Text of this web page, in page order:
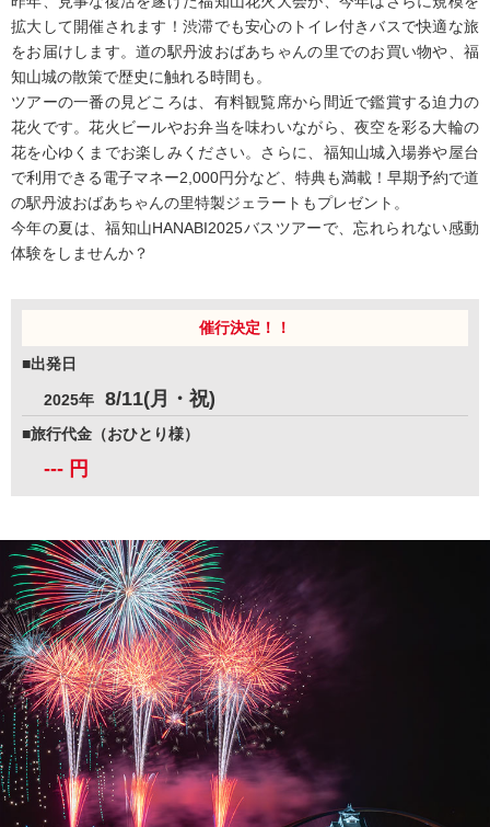
ディズニー
USJ
テーマパーク
信州観光
歴史の旅
お客様サポート
ビーウェーブの想い
拡大して開催されます！渋滞でも安心のトイレ付きバスで快適な旅
をお届けします。道の駅丹波おばあちゃんの里でのお買い物や、福
知山城の散策で歴史に触れる時間も。
ツアーの一番の見どころは、有料観覧席から間近で鑑賞する迫力の
花火です。花火ビールやお弁当を味わいながら、夜空を彩る大輪の
花を心ゆくまでお楽しみください。さらに、福知山城入場券や屋台
で利用できる電子マネー2,000円分など、特典も満載！早期予約で道
の駅丹波おばあちゃんの里特製ジェラートもプレゼント。
今年の夏は、福知山HANABI2025バスツアーで、忘れられない感動
体験をしませんか？
催行決定！！
■出発日
2025年 8/11(月・祝)
■旅行代金（おひとり様）
--- 円